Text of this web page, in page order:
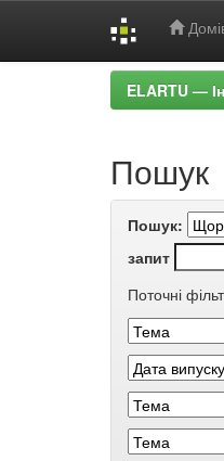
ELARTU —
Пошук
Пошук:
запит
Поточні